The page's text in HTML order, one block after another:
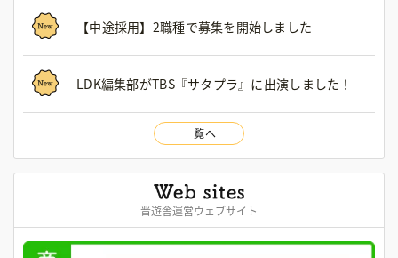
【中途採用】2職種で募集を開始しました
LDK編集部がTBS『サタプラ』に出演しました！
一覧へ
晋遊舎運営ウェブサイト